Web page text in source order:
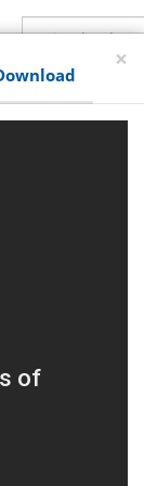
und besser an
kommen
Seite
×